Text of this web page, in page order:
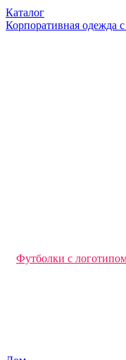
Каталог
Корпоративная одежда
Футболки с